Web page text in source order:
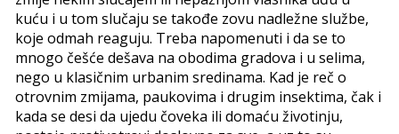
kuću i u tom slučaju se takođe zovu nadležne službe,
koje odmah reaguju. Treba napomenuti i da se to
mnogo češće dešava na obodima gradova i u selima,
nego u klasičnim urbanim sredinama. Kad je reč o
otrovnim zmijama, paukovima i drugim insektima, čak i
kada se desi da ujedu čoveka ili domaću životinju,